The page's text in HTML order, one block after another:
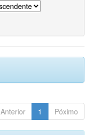
Anterior 1 Póximo